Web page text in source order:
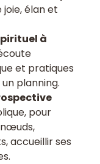
joie, élan et
à
et pratiques
planning.
pour
accueillir ses